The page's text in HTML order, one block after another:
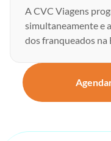
A CVC Viagens
simultaneamente e
dos franqueados na